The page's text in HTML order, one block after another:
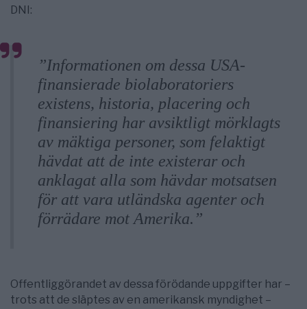
DNI:
”Informationen om dessa USA-
finansierade biolaboratoriers
existens, historia, placering och
finansiering har avsiktligt mörklagts
av mäktiga personer, som felaktigt
hävdat att de inte existerar och
anklagat alla som hävdar motsatsen
för att vara utländska agenter och
förrädare mot Amerika.”
Offentliggörandet av dessa förödande uppgifter har –
trots att de släptes av en amerikansk myndighet –